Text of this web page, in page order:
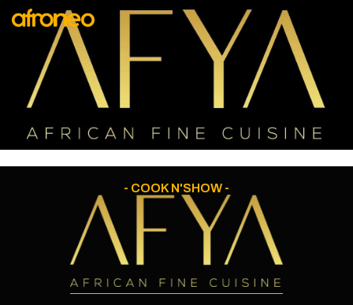
AFRONEO
PAVILLON DU
SÉNÉGAL
MARKET
LA SCÈNE
AFYA
DEVENIR
EXPOSANT
- COOK N'SHOW -